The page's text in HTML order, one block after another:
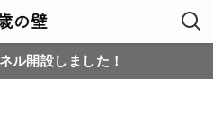
ル開設しました！